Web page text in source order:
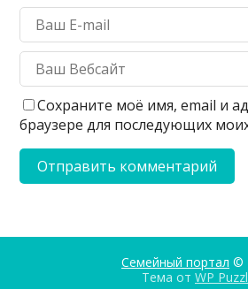
Сохраните моё имя, email и
браузере для последующих
Семейный портал ©
Тема от WP